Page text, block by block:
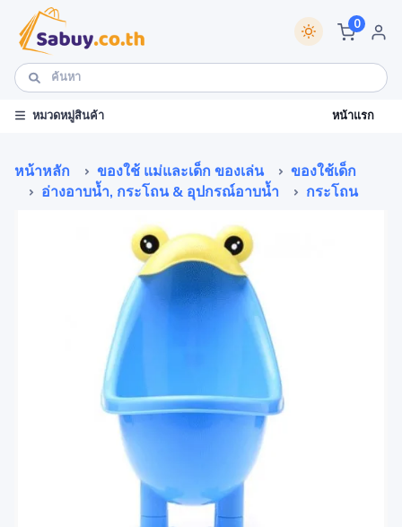
0
หมวดหมู่สินค้า หน้าแรก
หน้าหลัก ของใช้ แม่และเด็ก ของเล่น
ของใช้เด็ก
อ่างอาบน้ำ, กระโถน & อุปกรณ์อาบน้ำ
กระโถน